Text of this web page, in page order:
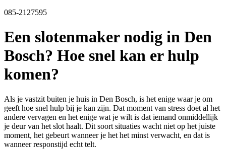
085-2127595
Een slotenmaker nodig in Den
Bosch? Hoe snel kan er hulp
komen?
Als je vastzit buiten je huis in Den Bosch, is het enige waar je om
geeft hoe snel hulp bij je kan zijn. Dat moment van stress doet al het
andere vervagen en het enige wat je wilt is dat iemand onmiddellijk
je deur van het slot haalt. Dit soort situaties wacht niet op het juiste
moment, het gebeurt wanneer je het het minst verwacht, en dat is
wanneer responstijd echt telt.